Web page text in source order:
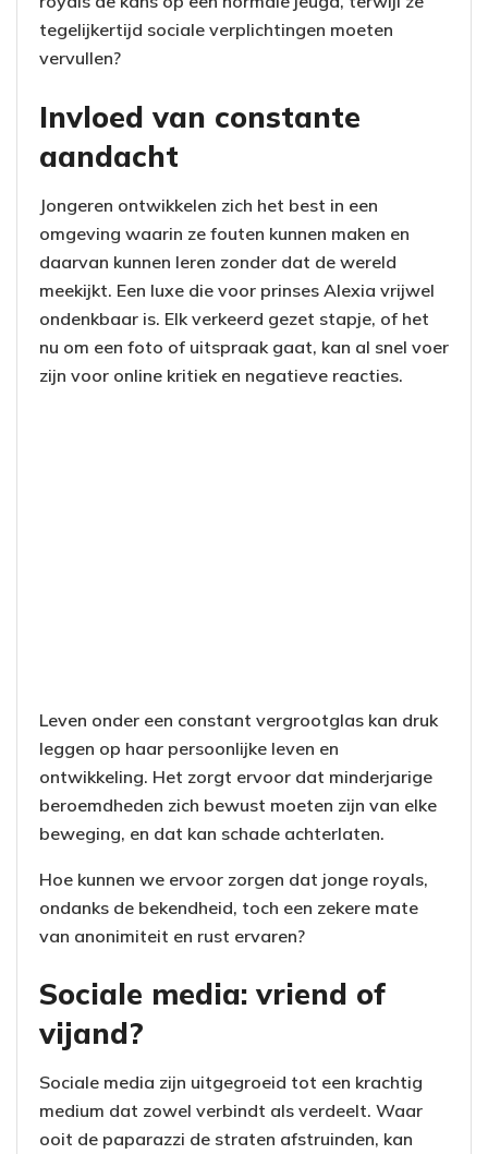
tegelijkertijd sociale verplichtingen moeten
vervullen?
Invloed van constante
aandacht
Jongeren ontwikkelen zich het best in een
omgeving waarin ze fouten kunnen maken en
daarvan kunnen leren zonder dat de wereld
meekijkt. Een luxe die voor prinses Alexia vrijwel
ondenkbaar is. Elk verkeerd gezet stapje, of het
nu om een foto of uitspraak gaat, kan al snel voer
zijn voor online kritiek en negatieve reacties.
Leven onder een constant vergrootglas kan druk
leggen op haar persoonlijke leven en
ontwikkeling. Het zorgt ervoor dat minderjarige
beroemdheden zich bewust moeten zijn van elke
beweging, en dat kan schade achterlaten.
Hoe kunnen we ervoor zorgen dat jonge royals,
ondanks de bekendheid, toch een zekere mate
van anonimiteit en rust ervaren?
Sociale media: vriend of
vijand?
Sociale media zijn uitgegroeid tot een krachtig
medium dat zowel verbindt als verdeelt. Waar
ooit de paparazzi de straten afstruinden, kan